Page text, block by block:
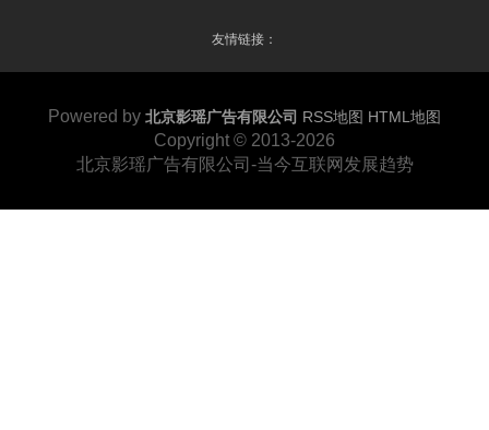
友情链接：
Powered by 北京影瑶广告有限公司 RSS地图 HTML地图
Copyright © 2013-2026
北京影瑶广告有限公司-当今互联网发展趋势